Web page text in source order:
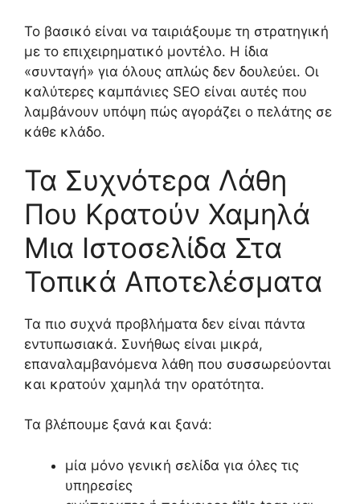
Το βασικό είναι να ταιριάξουμε τη στρατηγική
με το επιχειρηματικό μοντέλο. Η ίδια
«συνταγή» για όλους απλώς δεν δουλεύει. Οι
καλύτερες καμπάνιες SEO είναι αυτές που
λαμβάνουν υπόψη πώς αγοράζει ο πελάτης σε
κάθε κλάδο.
Τα Συχνότερα Λάθη
Που Κρατούν Χαμηλά
Μια Ιστοσελίδα Στα
Τοπικά Αποτελέσματα
Τα πιο συχνά προβλήματα δεν είναι πάντα
εντυπωσιακά. Συνήθως είναι μικρά,
επαναλαμβανόμενα λάθη που συσσωρεύονται
και κρατούν χαμηλά την ορατότητα.
Τα βλέπουμε ξανά και ξανά:
μία μόνο γενική σελίδα για όλες τις
υπηρεσίες